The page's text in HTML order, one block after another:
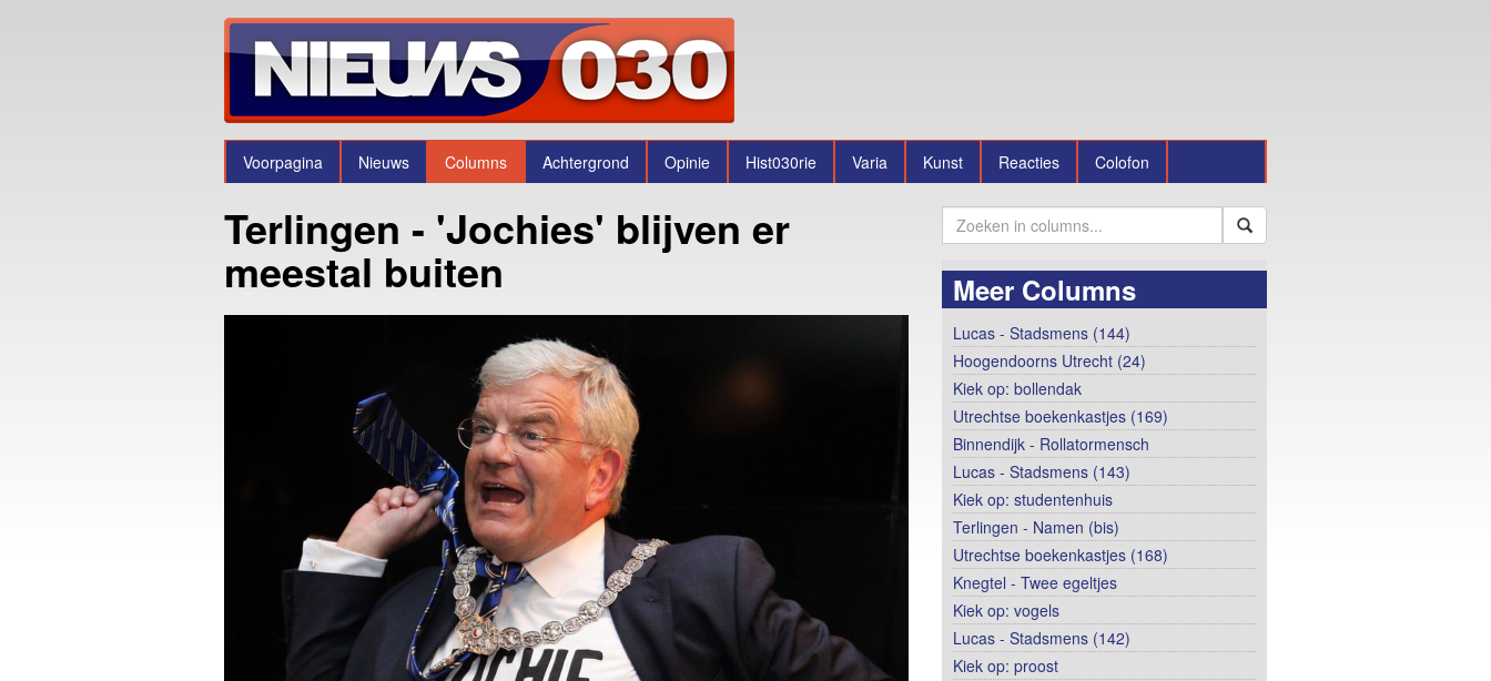
Voorpagina Nieuws Columns Achtergrond Opinie Hist030rie Varia Kunst Reacties Colofon
Terlingen - 'Jochies' blijven er
meestal buiten Meer Columns
Lucas - Stadsmens (144)
Hoogendoorns Utrecht (24)
Kiek op: bollendak
Utrechtse boekenkastjes (169)
Binnendijk - Rollatormensch
Lucas - Stadsmens (143)
Kiek op: studentenhuis
Terlingen - Namen (bis)
Utrechtse boekenkastjes (168)
Knegtel - Twee egeltjes
Kiek op: vogels
Lucas - Stadsmens (142)
Kiek op: proost